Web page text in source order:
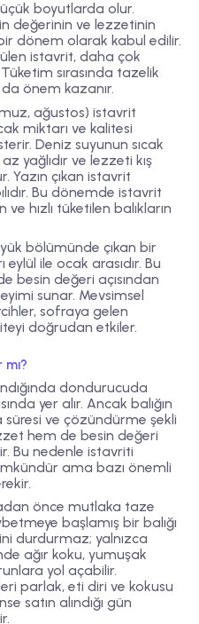
boyutlarda olur.
değerinin ve lezzetinin
dönem olarak kabul edilir.
istavrit, daha çok
sırasında tazelik
önem kazanır.
ağustos) istavrit
miktarı ve kalitesi
Deniz suyunun sıcak
yağlıdır ve lezzeti kış
çıkan istavrit
Bu dönemde istavrit
hızlı tüketilen balıkların
bölümünde çıkan bir
eylül ile ocak arasıdır. Bu
besin değeri açısından
sunar. Mevsimsel
sofraya gelen
doğrudan etkiler.
dondurucuda
yer alır. Ancak balığın
ve çözündürme şekli
hem de besin değeri
Bu nedenle istavriti
ama bazı önemli
önce mutlaka taze
başlamış bir balığı
durdurmaz; yalnızca
ağır koku, yumuşak
yol açabilir.
parlak, eti diri ve kokusu
satın alındığı gün